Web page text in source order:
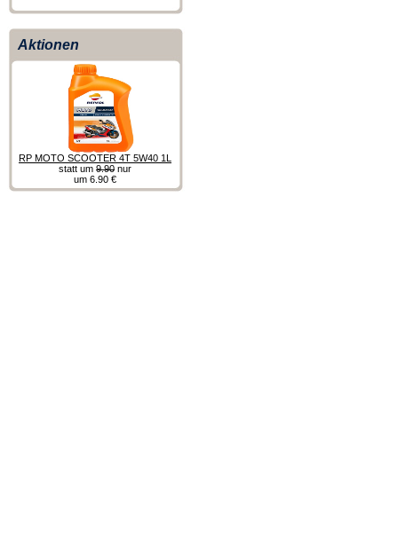
Aktionen
RP MOTO SCOOTER 4T 5W40 1L
statt um 9.90 nur
um 6.90 €